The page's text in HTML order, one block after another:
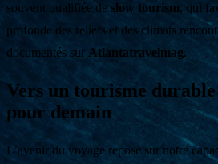
souvent qualifiée de slow tourism, qui
profonde des reliefs et des climats
documentés sur Atlantatravelmag.
Vers un tourisme
pour demain
L’avenir du voyage repose sur notre